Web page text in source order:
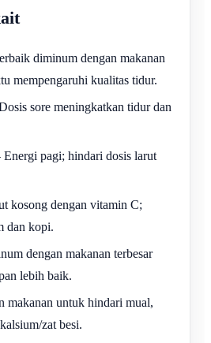
diminum dengan makanan
mempengaruhi kualitas tidur.
sore meningkatkan tidur dan
Energi pagi; hindari dosis larut
kosong dengan vitamin C;
dan kopi.
dengan makanan terbesar
lebih baik.
makanan untuk hindari mual,
zat besi.